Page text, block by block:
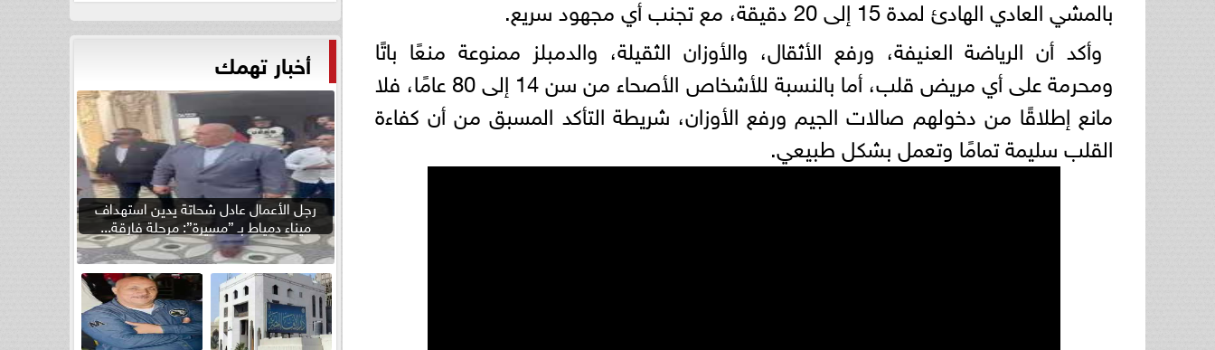
بالمشي العادي الهادئ لمدة 15 إلى 20 دقيقة، مع تجنب أي مجهود سريع.
وأكد أن الرياضة العنيفة، ورفع الأثقال، والأوزان الثقيلة، والدمبلز ممنوعة منعًا باتًا
ومحرمة على أي مريض قلب، أما بالنسبة للأشخاص الأصحاء من سن 14 إلى 80 عامًا، فلا
مانع إطلاقًا من دخولهم صالات الجيم ورفع الأوزان، شريطة التأكد المسبق من أن كفاءة
القلب سليمة تمامًا وتعمل بشكل طبيعي.
أخبار تهمك
رجل الأعمال عادل شحاتة يدين استهداف
ميناء دمياط بـ ”مسيرة”: مرحلة فارقة...